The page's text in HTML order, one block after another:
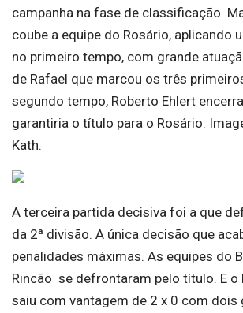
campanha na fase de classificação.
coube a equipe do Rosário, aplicando
no primeiro tempo, com grande
de Rafael que marcou os três
segundo tempo, Roberto Ehlert
garantiria o título para o Rosário.
Kath.
A terceira partida decisiva foi a que
da 2ª divisão. A única decisão que
penalidades máximas. As equipes do
Rincão se defrontaram pelo título. E o
saiu com vantagem de 2 x 0 com dois